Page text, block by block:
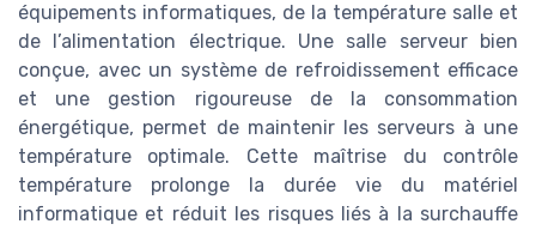
équipements informatiques, de la température salle et
de l’alimentation électrique. Une salle serveur bien
conçue, avec un système de refroidissement efficace
et une gestion rigoureuse de la consommation
énergétique, permet de maintenir les serveurs à une
température optimale. Cette maîtrise du contrôle
température prolonge la durée vie du matériel
informatique et réduit les risques liés à la surchauffe